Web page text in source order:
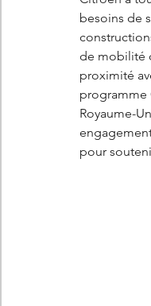
besoins de
de mobilité
proximité
programme
Royaume-
pour